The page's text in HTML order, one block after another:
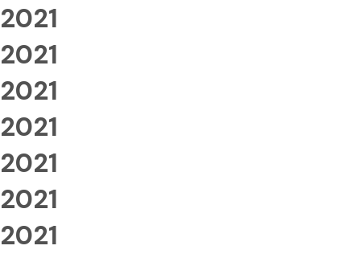
2021
2021
2021
2021
2021
2021
2021